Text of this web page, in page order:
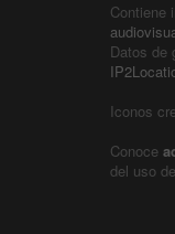
Contiene
Datos de
Iconos
Conoce
del uso